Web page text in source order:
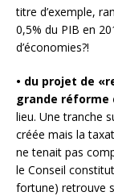
titre d’exemple,
0,5% du PIB en
d’économies?!
• du projet de
grande réforme
lieu. Une tranche
créée mais la
ne tenait pas
le Conseil
fortune) retrouve